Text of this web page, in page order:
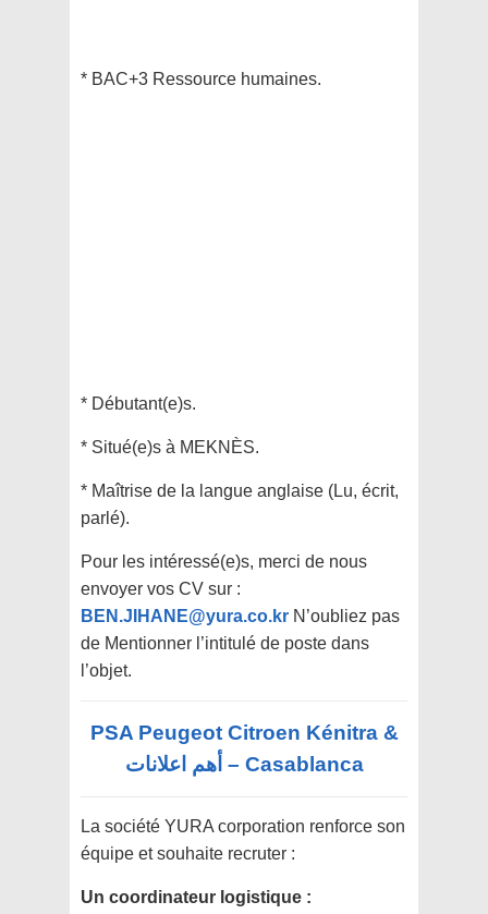
* BAC+3 Ressource humaines.
* Débutant(e)s.
* Situé(e)s à MEKNÈS.
* Maîtrise de la langue anglaise (Lu, écrit,
parlé).
Pour les intéressé(e)s, merci de nous
envoyer vos CV sur :
BEN.JIHANE@yura.co.kr N’oubliez pas
de Mentionner l’intitulé de poste dans
l’objet.
PSA Peugeot Citroen Kénitra &
Casablanca – أهم اعلانات
La société YURA corporation renforce son
équipe et souhaite recruter :
Un coordinateur logistique :